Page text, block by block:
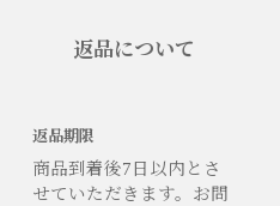
返品について
返品期限
商品到着後7日以内とさ
せていただきます。お問